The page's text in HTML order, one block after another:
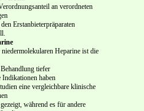
an verordneten
Erstanbieterpräparaten
Heparine ist die
tiefer
Indikationen haben
eine vergleichbare klinische
während es für andere